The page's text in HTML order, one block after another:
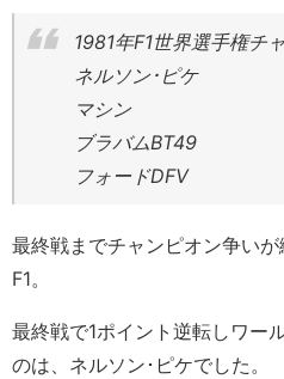
1981年F1世界選手権チ
ネルソン･ピケ
マシン
ブラバムBT49
フォードDFV
最終戦までチャンピオン争い
F1。
最終戦で1ポイント逆転しワー
のは、ネルソン･ピケでした。